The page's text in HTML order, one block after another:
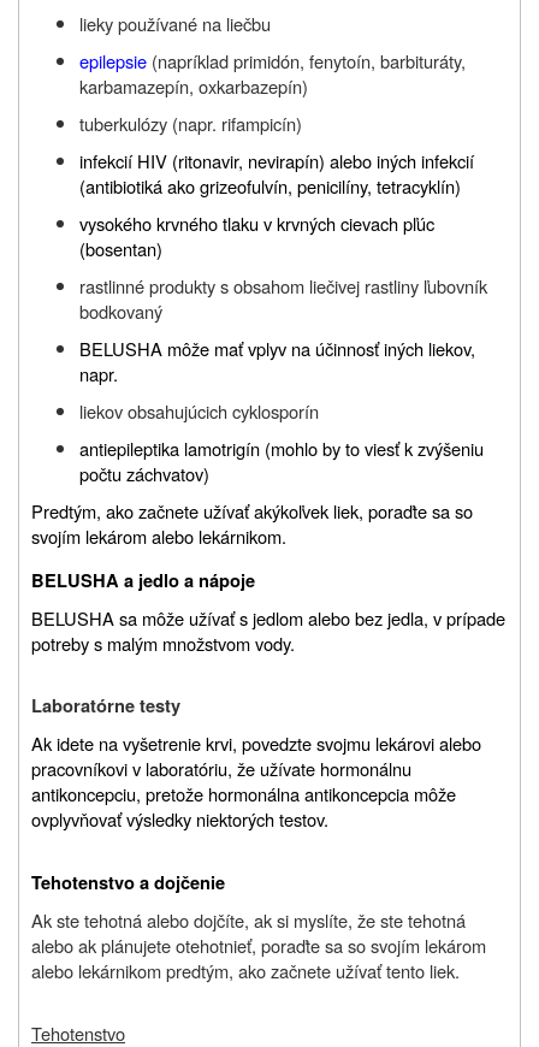
lieky používané na liečbu
epilepsie (napríklad primidón, fenytoín, barbituráty,
karbamazepín, oxkarbazepín)
tuberkulózy (napr. rifampicín)
infekcií HIV (ritonavir, nevirapín) alebo iných infekcií
(antibiotiká ako grizeofulvín, penicilíny, tetracyklín)
vysokého krvného tlaku v krvných cievach pľúc
(bosentan)
rastlinné produkty s obsahom liečivej rastliny ľubovník
bodkovaný
BELUSHA môže mať vplyv na účinnosť iných liekov,
napr.
liekov obsahujúcich cyklosporín
antiepileptika lamotrigín (mohlo by to viesť k zvýšeniu
počtu záchvatov)
Predtým, ako začnete užívať akýkoľvek liek, poraďte sa so
svojím lekárom alebo lekárnikom.
BELUSHA a jedlo a nápoje
BELUSHA sa môže užívať s jedlom alebo bez jedla, v prípade
potreby s malým množstvom vody.
Laboratórne testy
Ak idete na vyšetrenie krvi, povedzte svojmu lekárovi alebo
pracovníkovi v laboratóriu, že užívate hormonálnu
antikoncepciu, pretože hormonálna antikoncepcia môže
ovplyvňovať výsledky niektorých testov.
Tehotenstvo a dojčenie
Ak ste tehotná alebo dojčíte, ak si myslíte, že ste tehotná
alebo ak plánujete otehotnieť, poraďte sa so svojím lekárom
alebo lekárnikom predtým, ako začnete užívať tento liek.
Tehotenstvo